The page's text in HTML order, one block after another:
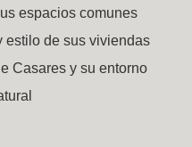
espacios comunes
estilo de sus viviendas
Casares y su entorno